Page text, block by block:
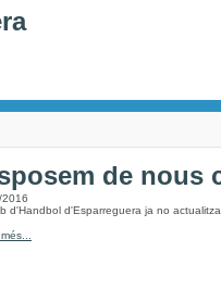
de nous
2016
d'Handbol d'Esparreguera ja no